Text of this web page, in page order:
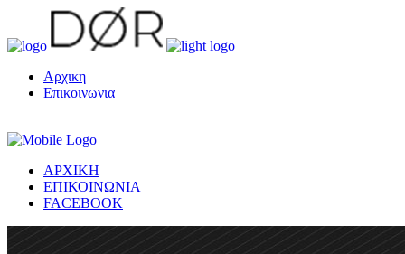
Αρχικη
Επικοινωνια
ΑΡΧΙΚΗ
ΕΠΙΚΟΙΝΩΝΙΑ
FACEBOOK